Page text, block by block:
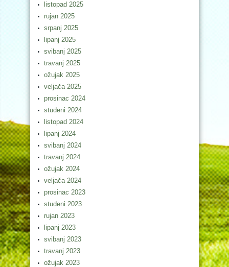
listopad 2025
rujan 2025
srpanj 2025
lipanj 2025
svibanj 2025
travanj 2025
ožujak 2025
veljača 2025
prosinac 2024
studeni 2024
listopad 2024
lipanj 2024
svibanj 2024
travanj 2024
ožujak 2024
veljača 2024
prosinac 2023
studeni 2023
rujan 2023
lipanj 2023
svibanj 2023
travanj 2023
ožujak 2023